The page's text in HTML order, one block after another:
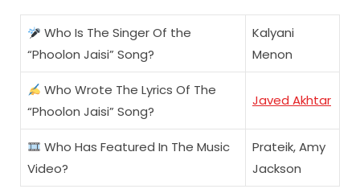
Who Is The Singer Of the
“Phoolon Jaisi” Song?
Kalyani
Menon
Who Wrote The Lyrics Of The
“Phoolon Jaisi” Song?
Javed Akhtar
Who Has Featured In The Music
Video?
Prateik, Amy
Jackson